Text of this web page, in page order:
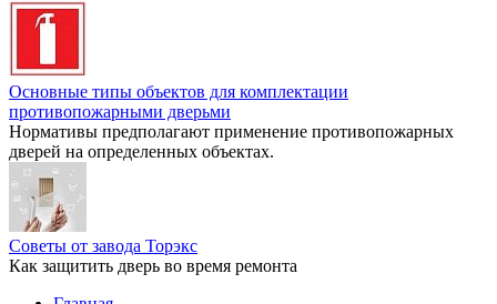
Основные типы объектов для комплектации
противопожарными дверьми
Нормативы предполагают применение противопожарных
дверей на определенных объектах.
Советы от завода Торэкс
Как защитить дверь во время ремонта